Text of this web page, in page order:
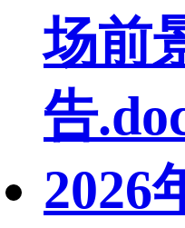
场前
告
2026